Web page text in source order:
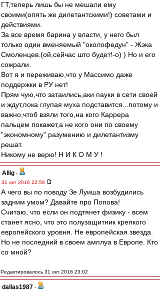
ГТ,теперь лишь бы не мешали ему
своими(опять же дилетантскими!) советами и
действиями.
За все время барина у власти, у него был
только один вменяемый "околофедун" - Жэка
Смоленцев.(ой,сейчас што будет!-о) ) Но и его
сожрали.
Вот я и переживаю,что у Массимо даже
поддержки в РУ нет!
Прям чую,что затаились,аки пауки в сети своей
и ждут,пока глупая муха подставится...потому и
важно,чтоб взяли того,на кого Каррера
пальцем покажет,а не кого они по своему
"экономному" разумению и дилетантизму
решат.
Никому не верю! Н И К О М У !
Allig -
31 окт 2016 22:58
А чего вы по поводу Зе Луиша возбудились
задним умом? Давайте про Попова!
Считаю, что если он подтянет физику - всем
станет ясно, что это полузащитник крепкого
европейского уровня. Не европейская звезда.
Но не последний в своем амплуа в Европе. Кто
со мной?
Редактировалось 31 окт 2016 23:02
dallas1987 -